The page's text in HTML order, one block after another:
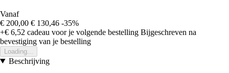
Vanaf
€ 200,00 € 130,46 -35%
+€ 6,52 cadeau voor je volgende bestelling Bijgeschreven na
bevestiging van je bestelling
Loading...
Beschrijving